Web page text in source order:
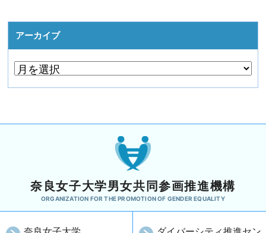
アーカイブ
奈良女子大学男女共同参画推進機構
ORGANIZATION FOR THE PROMOTION OF GENDER EQUALITY